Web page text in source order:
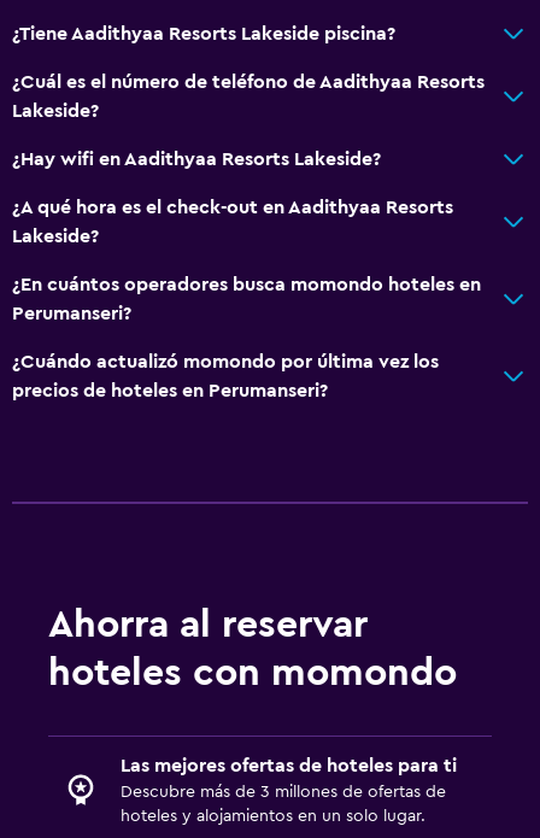
¿Tiene Aadithyaa Resorts Lakeside piscina?
¿Cuál es el número de teléfono de Aadithyaa Resorts
Lakeside?
¿Hay wifi en Aadithyaa Resorts Lakeside?
¿A qué hora es el check-out en Aadithyaa Resorts
Lakeside?
¿En cuántos operadores busca momondo hoteles en
Perumanseri?
¿Cuándo actualizó momondo por última vez los
precios de hoteles en Perumanseri?
Ahorra al reservar
hoteles con momondo
Las mejores ofertas de hoteles para ti
Descubre más de 3 millones de ofertas de
hoteles y alojamientos en un solo lugar.